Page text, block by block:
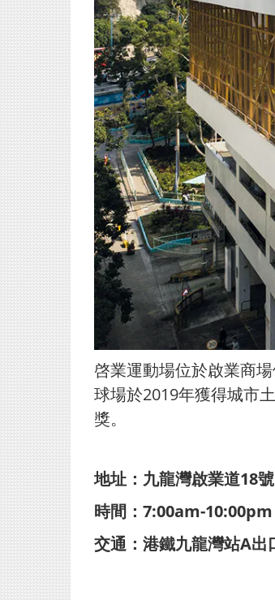
啓業運動場位於啟業商
球場於2019年獲得城市
獎。
地址：九龍灣啟業道18號
時間：7:00am-10:00pm
交通：港鐵九龍灣站A